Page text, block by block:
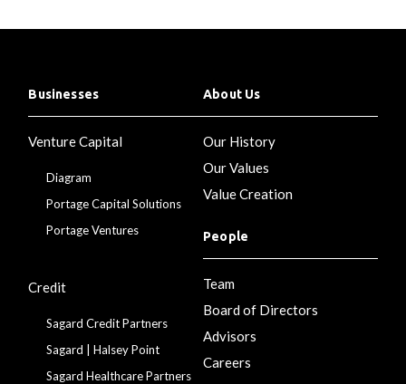
Businesses
Venture Capital
Diagram
Portage Capital Solutions
Portage Ventures
Credit
Sagard Credit Partners
Sagard | Halsey Point
Sagard Healthcare Partners
About Us
Our History
Our Values
Value Creation
People
Team
Board of Directors
Advisors
Careers